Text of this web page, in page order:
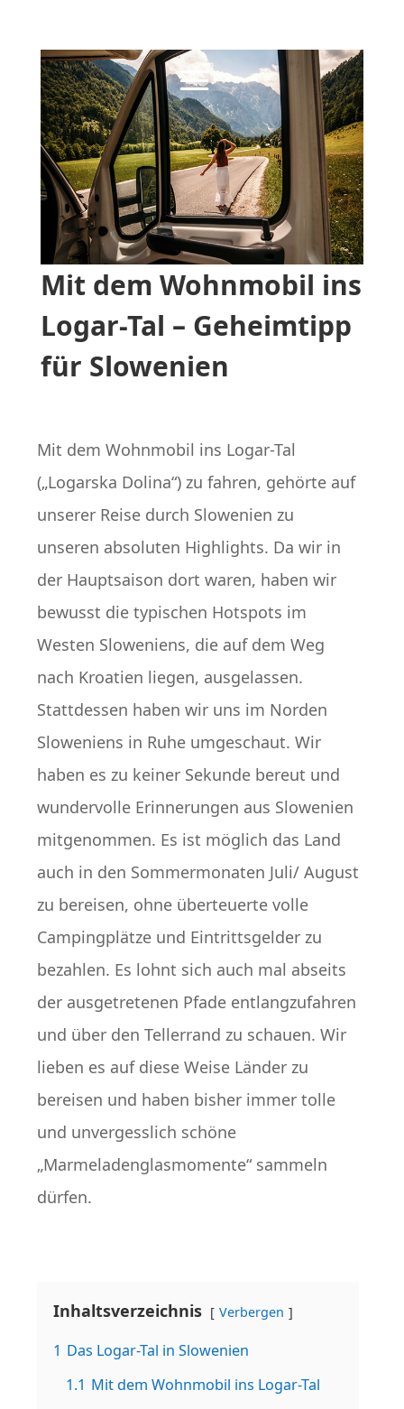
Mit dem Wohnmobil ins
Logar-Tal – Geheimtipp
für Slowenien
Mit dem Wohnmobil ins Logar-Tal
(„Logarska Dolina“) zu fahren, gehörte auf
unserer Reise durch Slowenien zu
unseren absoluten Highlights. Da wir in
der Hauptsaison dort waren, haben wir
bewusst die typischen Hotspots im
Westen Sloweniens, die auf dem Weg
nach Kroatien liegen, ausgelassen.
Stattdessen haben wir uns im Norden
Sloweniens in Ruhe umgeschaut. Wir
haben es zu keiner Sekunde bereut und
wundervolle Erinnerungen aus Slowenien
mitgenommen. Es ist möglich das Land
auch in den Sommermonaten Juli/ August
zu bereisen, ohne überteuerte volle
Campingplätze und Eintrittsgelder zu
bezahlen. Es lohnt sich auch mal abseits
der ausgetretenen Pfade entlangzufahren
und über den Tellerrand zu schauen. Wir
lieben es auf diese Weise Länder zu
bereisen und haben bisher immer tolle
und unvergesslich schöne
„Marmeladenglasmomente“ sammeln
dürfen.
Inhaltsverzeichnis Verbergen
1 Das Logar-Tal in Slowenien
1.1 Mit dem Wohnmobil ins Logar-Tal